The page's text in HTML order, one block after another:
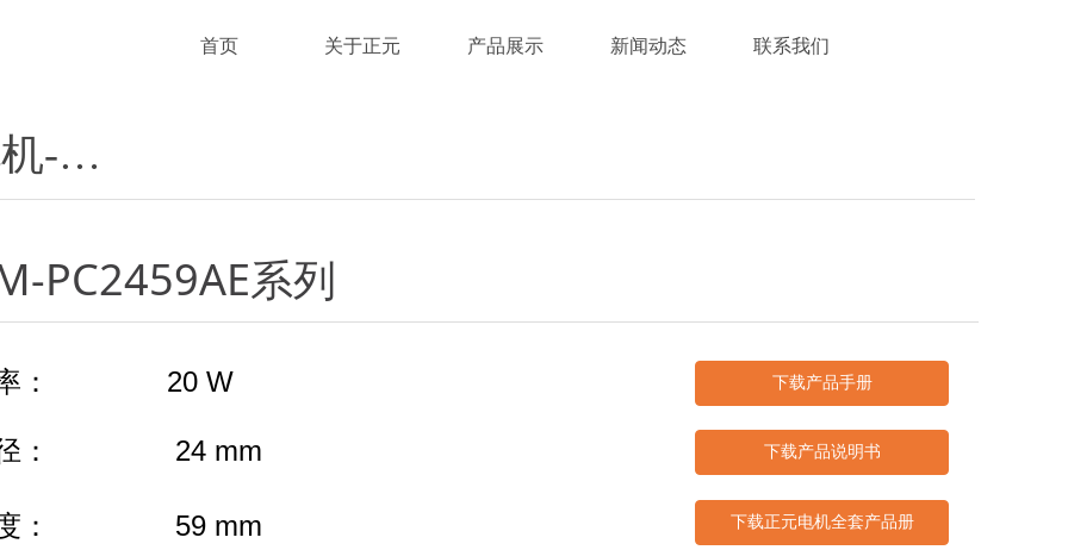
首页 关于正元 产品展示 新闻动态 联系我们
下载产品手册
PC2459AE系列
下载产品说明书
下载正元电机全套产品册
率： 20 W
径： 24 mm
度： 59 mm
刷